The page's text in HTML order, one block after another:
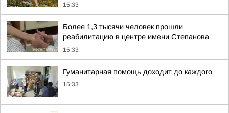
15:33
Более 1,3 тысячи человек прошли
реабилитацию в центре имени Степанова
15:33
Гуманитарная помощь доходит до каждого
15:33